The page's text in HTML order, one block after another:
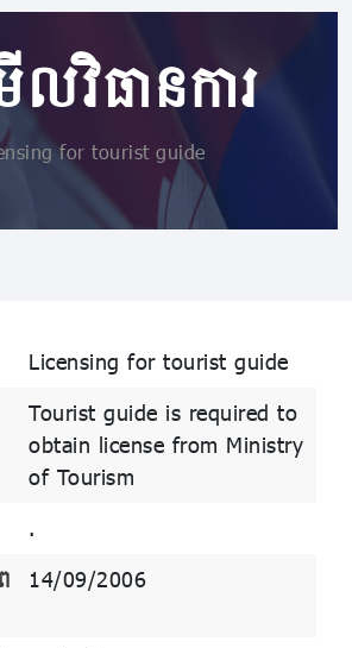
វិធានការ
for tourist guide
Licensing for tourist guide
Tourist guide is required to
obtain license from Ministry
of Tourism
.
14/09/2006